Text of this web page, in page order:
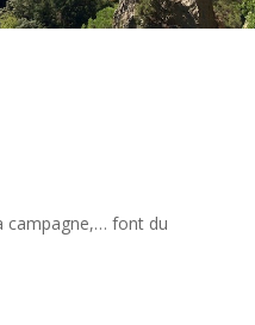
campagne,… font du